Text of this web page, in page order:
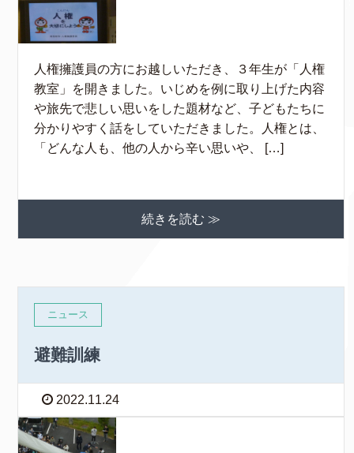
人権擁護員の方にお越しいただき、３年生が「人権
教室」を開きました。いじめを例に取り上げた内容
や旅先で悲しい思いをした題材など、子どもたちに
分かりやすく話をしていただきました。人権とは、
「どんな人も、他の人から辛い思いや、 […]
続きを読む ≫
ニュース
避難訓練
2022.11.24